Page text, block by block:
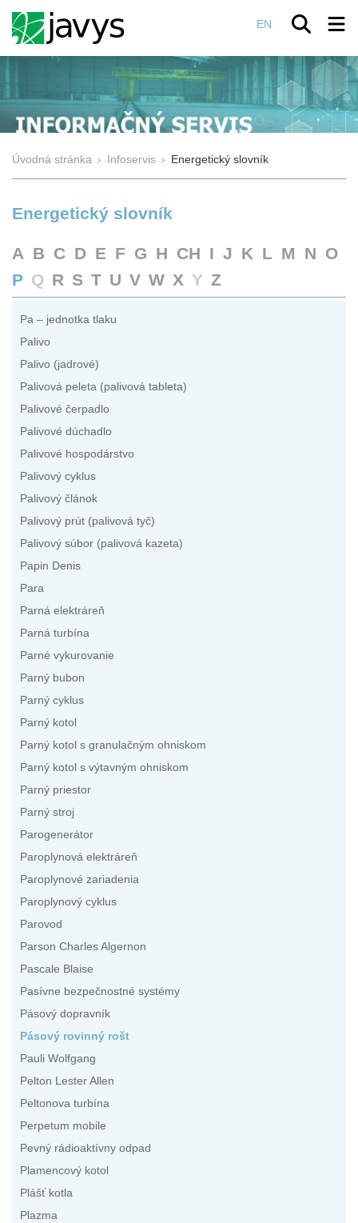
EN
Úvodná stránka › Infoservis › Energetický slovník
Energetický slovník
A B C D E F G H CH I J K L M N O
P Q R S T U V W X Y Z
Pa – jednotka tlaku
Palivo
Palivo (jadrové)
Palivová peleta (palivová tableta)
Palivové čerpadlo
Palivové dúchadlo
Palivové hospodárstvo
Palivový cyklus
Palivový článok
Palivový prút (palivová tyč)
Palivový súbor (palivová kazeta)
Papin Denis
Para
Parná elektráreň
Parná turbína
Parné vykurovanie
Parný bubon
Parný cyklus
Parný kotol
Parný kotol s granulačným ohniskom
Parný kotol s výtavným ohniskom
Parný priestor
Parný stroj
Parogenerátor
Paroplynová elektráreň
Paroplynové zariadenia
Paroplynový cyklus
Parovod
Parson Charles Algernon
Pascale Blaise
Pasívne bezpečnostné systémy
Pásový dopravník
Pásový rovinný rošt
Pauli Wolfgang
Pelton Lester Allen
Peltonova turbína
Perpetum mobile
Pevný rádioaktívny odpad
Plamencový kotol
Plášť kotla
Plazma